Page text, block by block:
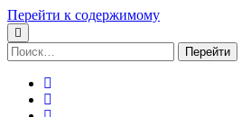
Перейти к содержимому
Поиск: